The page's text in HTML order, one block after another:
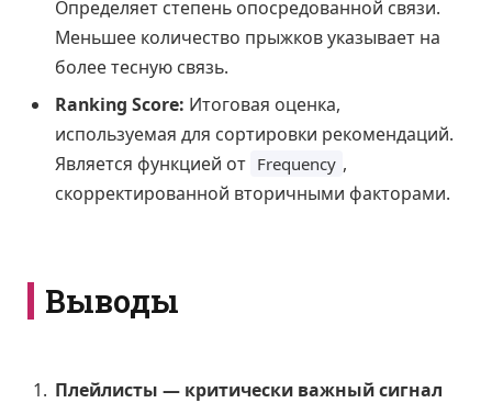
Определяет степень опосредованной связи.
Меньшее количество прыжков указывает на
более тесную связь.
Ranking Score: Итоговая оценка,
используемая для сортировки рекомендаций.
Является функцией от Frequency ,
скорректированной вторичными факторами.
Выводы
Плейлисты — критически важный сигнал